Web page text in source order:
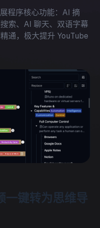
程序核心功能：AI 摘
索、AI 聊天、双语字幕
通，极大提升 YouTube
一键转为思维导